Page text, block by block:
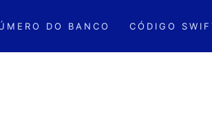
DO BANCO CÓDIGO